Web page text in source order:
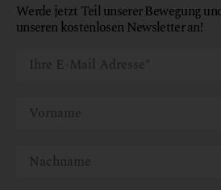
Werde jetzt Teil unserer Bewegung
unseren kostenlosen Newsletter an!